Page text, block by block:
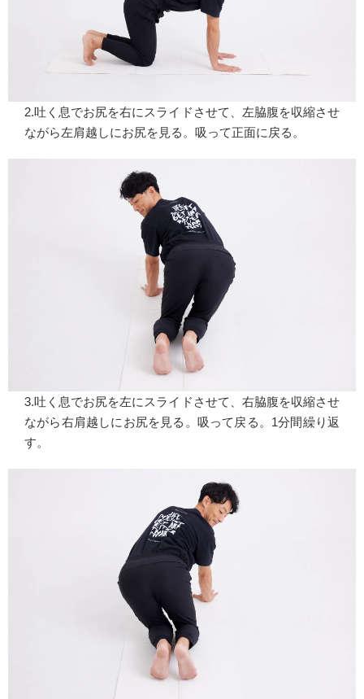
2.吐く息でお尻を右にスライドさせて、左脇腹を収縮させ
ながら左肩越しにお尻を見る。吸って正面に戻る。
3.吐く息でお尻を左にスライドさせて、右脇腹を収縮させ
ながら右肩越しにお尻を見る。吸って戻る。1分間繰り返
す。